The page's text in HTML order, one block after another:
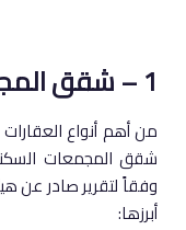
1 – شقق المجمعات السكنية:
من أهم أنواع
شقق المجمعات
وفقاً لتقرير صادر عن
أبرزها: